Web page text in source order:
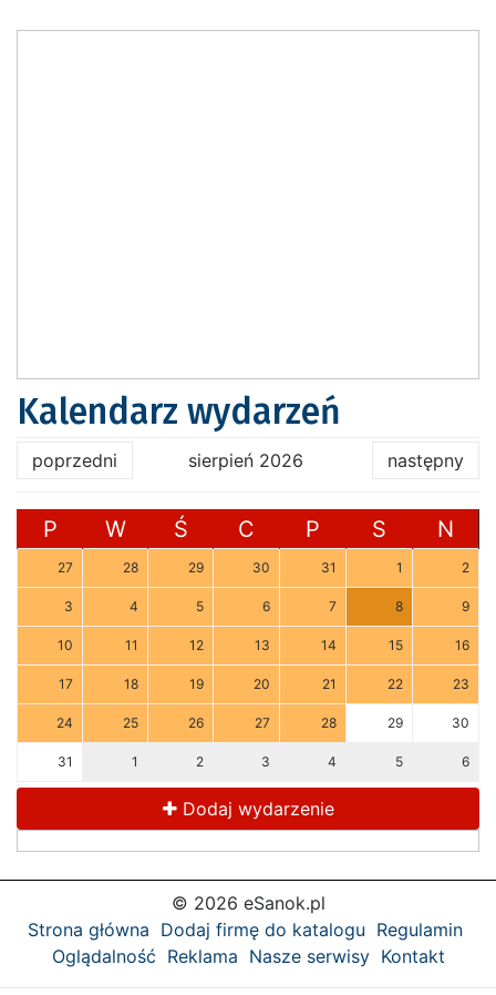
Kalendarz wydarzeń
poprzedni sierpień 2026 następny
P W Ś C P S N
27 28 29 30 31 1 2
3 4 5 6 7 8 9
10 11 12 13 14 15 16
17 18 19 20 21 22 23
24 25 26 27 28 29 30
31 1 2 3 4 5 6
Dodaj wydarzenie
© 2026 eSanok.pl
Strona główna Dodaj firmę do katalogu Regulamin
Oglądalność Reklama Nasze serwisy Kontakt